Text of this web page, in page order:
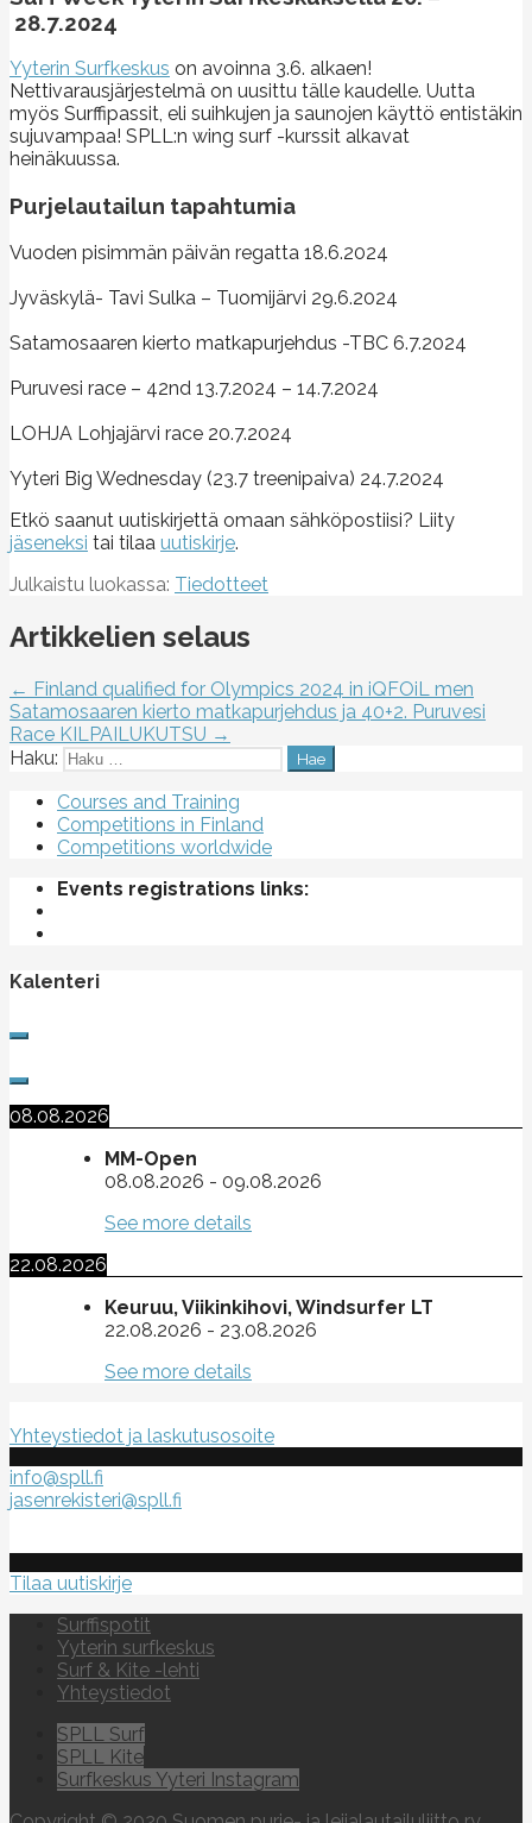
28.7.2024
Yyterin Surfkeskus on avoinna 3.6. alkaen!
Nettivarausjärjestelmä on uusittu tälle kaudelle. Uutta
myös Surffipassit, eli suihkujen ja saunojen käyttö entistäkin
sujuvampaa! SPLL:n wing surf -kurssit alkavat
heinäkuussa.
Purjelautailun tapahtumia
Vuoden pisimmän päivän regatta 18.6.2024
Jyväskylä- Tavi Sulka – Tuomijärvi 29.6.2024
Satamosaaren kierto matkapurjehdus -TBC 6.7.2024
Puruvesi race – 42nd 13.7.2024 – 14.7.2024
LOHJA Lohjajärvi race 20.7.2024
Yyteri Big Wednesday (23.7 treenipaiva) 24.7.2024
Etkö saanut uutiskirjettä omaan sähköpostiisi? Liity
jäseneksi tai tilaa uutiskirje.
Julkaistu luokassa: Tiedotteet
Artikkelien selaus
← Finland qualified for Olympics 2024 in iQFOiL men
Satamosaaren kierto matkapurjehdus ja 40+2. Puruvesi
Race KILPAILUKUTSU →
Haku:
Courses and Training
Competitions in Finland
Competitions worldwide
Events registrations links:
Kalenteri
08.08.2026
MM-Open
08.08.2026 - 09.08.2026
See more details
22.08.2026
Keuruu, Viikinkihovi, Windsurfer LT
22.08.2026 - 23.08.2026
See more details
Yhteystiedot ja laskutusosoite
info@spll.fi
jasenrekisteri@spll.fi
Tilaa uutiskirje
Surffispotit
Yyterin surfkeskus
Surf & Kite -lehti
Yhteystiedot
SPLL Surf
SPLL Kite
Surfkeskus Yyteri Instagram